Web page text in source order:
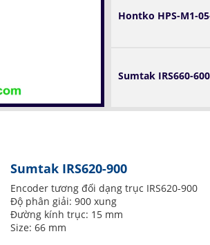
Hontko HPS-M1-
Sumtak IRS660-600
Sumtak IRS620-900
Encoder tương đối dạng trục IRS620-900
Độ phân giải: 900 xung
Đường kính trục: 15 mm
Size: 66 mm